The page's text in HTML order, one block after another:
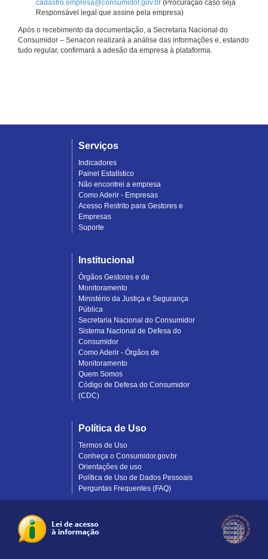
cadastro.empresa@consumidor.gov.br (Procuração caso seja
Responsável legal que assine pela empresa)
Após o recebimento da documentação, a Secretaria Nacional do
Consumidor – Senacon realizará a análise das informações e, estando
tudo regular, confirmará a adesão da empresa à plataforma.
Serviços
Indicadores
Painel Estatístico
Não encontrei a empresa
Como Aderir - Empresas
Acesso Restrito para Gestores e
Empresas
Suporte
Institucional
Órgãos Gestores e de
Monitoramento
Ministério da Justiça e Segurança
Pública
Secretaria Nacional do Consumidor
Sistema Nacional de Defesa do
Consumidor
Como Aderir - Órgãos de
Monitoramento
Quem Somos
Código de Defesa do Consumidor
(CDC)
Política de Uso
Termos de Uso
Conheça o Consumidor.gov.br
Orientações de uso
Política de Uso de Dados Pessoais
Perguntas Frequentes (FAQ)